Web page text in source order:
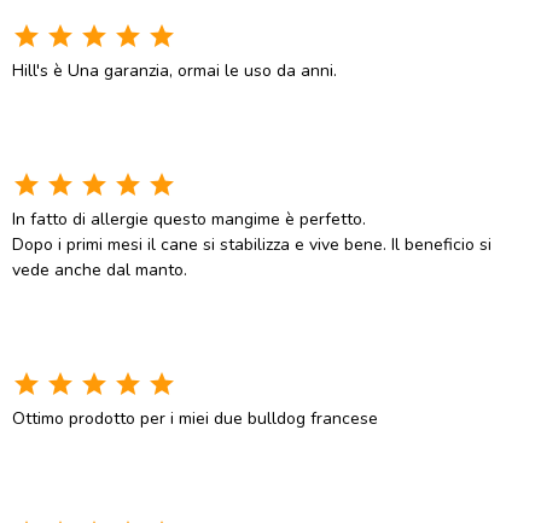
star star star star star
Hill's è Una garanzia, ormai le uso da anni.
star star star star star
In fatto di allergie questo mangime è perfetto.
Dopo i primi mesi il cane si stabilizza e vive bene. Il beneficio si
vede anche dal manto.
star star star star star
Ottimo prodotto per i miei due bulldog francese